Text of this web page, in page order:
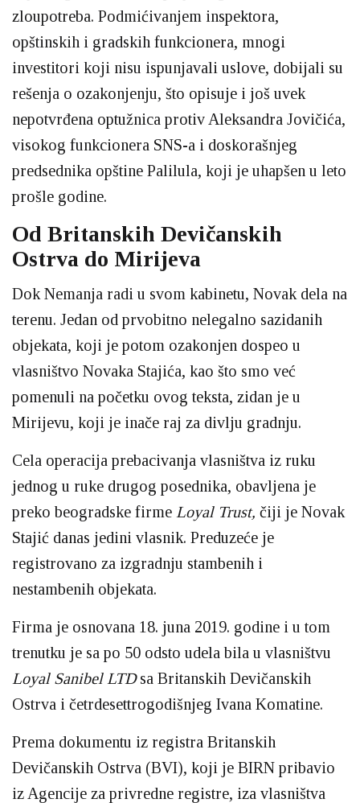
zloupotreba. Podmićivanjem inspektora,
opštinskih i gradskih funkcionera, mnogi
investitori koji nisu ispunjavali uslove, dobijali su
rešenja o ozakonjenju, što opisuje i još uvek
nepotvrđena optužnica protiv Aleksandra Jovičića,
visokog funkcionera SNS-a i doskorašnjeg
predsednika opštine Palilula, koji je uhapšen u leto
prošle godine.
Od Britanskih Devičanskih
Ostrva do Mirijeva
Dok Nemanja radi u svom kabinetu, Novak dela na
terenu. Jedan od prvobitno nelegalno sazidanih
objekata, koji je potom ozakonjen dospeo u
vlasništvo Novaka Stajića, kao što smo već
pomenuli na početku ovog teksta, zidan je u
Mirijevu, koji je inače raj za divlju gradnju.
Cela operacija prebacivanja vlasništva iz ruku
jednog u ruke drugog posednika, obavljena je
preko beogradske firme Loyal Trust, čiji je Novak
Stajić danas jedini vlasnik. Preduzeće je
registrovano za izgradnju stambenih i
nestambenih objekata.
Firma je osnovana 18. juna 2019. godine i u tom
trenutku je sa po 50 odsto udela bila u vlasništvu
Loyal Sanibel LTDsa Britanskih Devičanskih
Ostrva i četrdesettrogodišnjeg Ivana Komatine.
Prema dokumentu iz registra Britanskih
Devičanskih Ostrva (BVI), koji je BIRN pribavio
iz Agencije za privredne registre, iza vlasništva